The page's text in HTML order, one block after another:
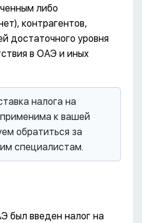
либо
контрагентов,
достаточного уровня
в ОАЭ и иных
налога на
к вашей
обратиться за
специалистам.
был введен налог на